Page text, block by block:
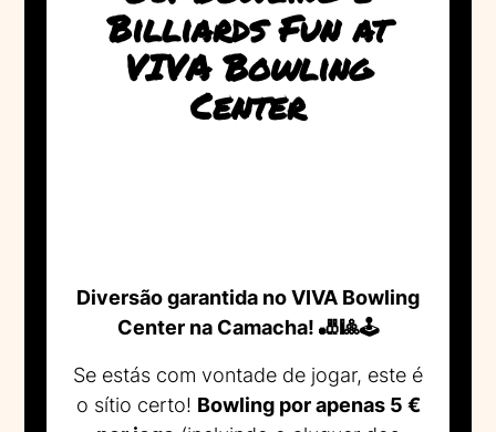
Billiards Fun at
VIVA Bowling
Center
Diversão garantida no VIVA Bowling
Center na Camacha! 🎳🎱🕹️
Se estás com vontade de jogar, este é
o sítio certo! Bowling por apenas 5 €